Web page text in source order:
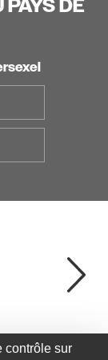
PAYS DE
contrôle sur